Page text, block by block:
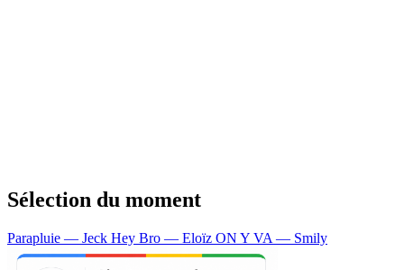
Sélection du moment
Parapluie — Jeck Hey Bro — Eloïz ON Y VA — Smily